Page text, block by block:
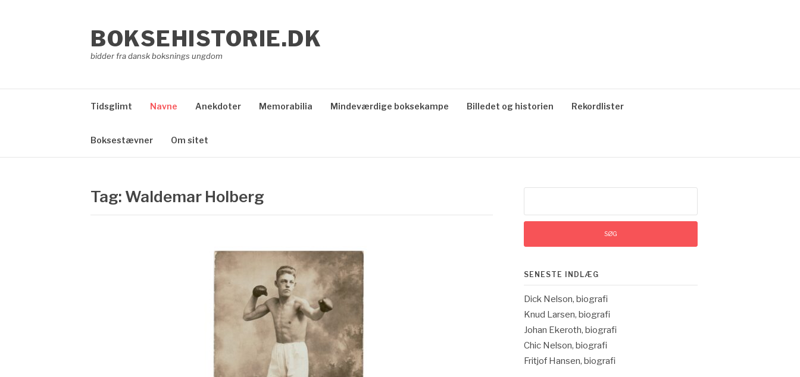
BOKSEHISTORIE.DK
bidder fra dansk boksnings ungdom
Tidsglimt Navne Anekdoter Memorabilia Mindeværdige boksekampe Billedet og historien Rekordlister
Boksestævner Om sitet
Tag: Waldemar Holberg
SENESTE INDLÆG
Dick Nelson, biografi
Knud Larsen, biografi
Johan Ekeroth, biografi
Chic Nelson, biografi
Fritjof Hansen, biografi